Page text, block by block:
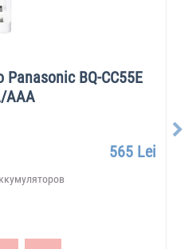
Panasonic BQ-CC55E
AAA
565 Lei